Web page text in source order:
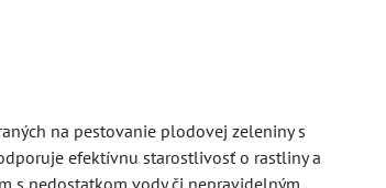
na pestovanie plodovej zeleniny s
efektívnu starostlivosť o rastliny a
s nedostatkom vody či nepravidelným